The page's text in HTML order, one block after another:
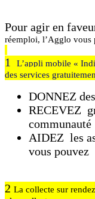
Pour agir en
réemploi, l’Agglo vous
1 L’appli mobile «
des services
DONNEZ
RECEVEZ
communauté
AIDEZ les
vous pouvez
2 La collecte sur